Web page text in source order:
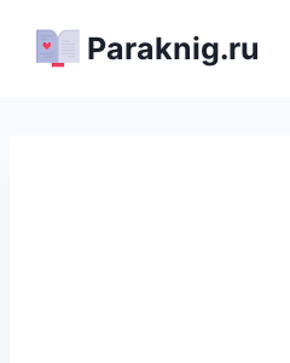
Paraknig.ru